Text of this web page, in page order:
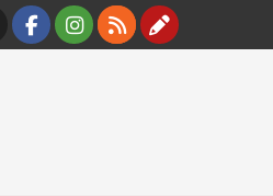
Facebook
Instagram
RSS